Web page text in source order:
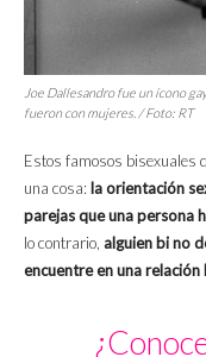
Joe Dallesandro fue un ícono
fueron con mujeres. / Foto: RT
Estos famosos bisexuales
una cosa: la orientación
parejas que una persona
lo contrario, alguien bi no
encuentre en una relación